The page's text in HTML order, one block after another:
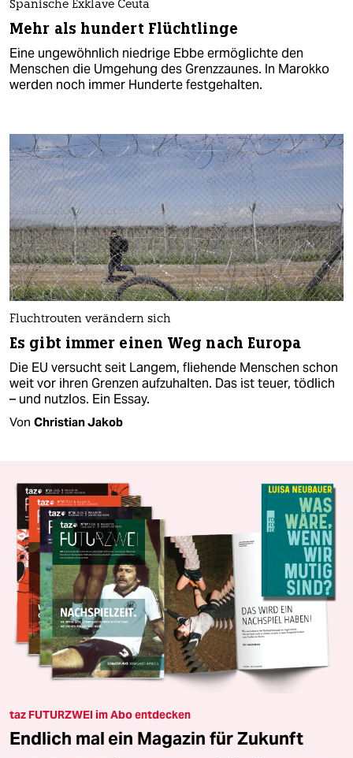
Spanische Exklave Ceuta
Mehr als hundert Flüchtlinge
Eine ungewöhnlich niedrige Ebbe ermöglichte den
Menschen die Umgehung des Grenzzaunes. In Marokko
werden noch immer Hunderte festgehalten.
Fluchtrouten verändern sich
Es gibt immer einen Weg nach Europa
Die EU versucht seit Langem, fliehende Menschen schon
weit vor ihren Grenzen aufzuhalten. Das ist teuer, tödlich
– und nutzlos. Ein Essay.
Von Christian Jakob
taz FUTURZWEI im Abo entdecken
Endlich mal ein Magazin für Zukunft